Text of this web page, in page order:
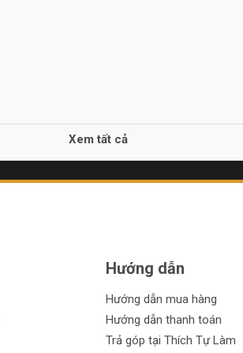
Xem tất cả
Hướng dẫn
Hướng dẫn mua hàng
Hướng dẫn thanh toán
Trả góp tại Thích Tự Làm